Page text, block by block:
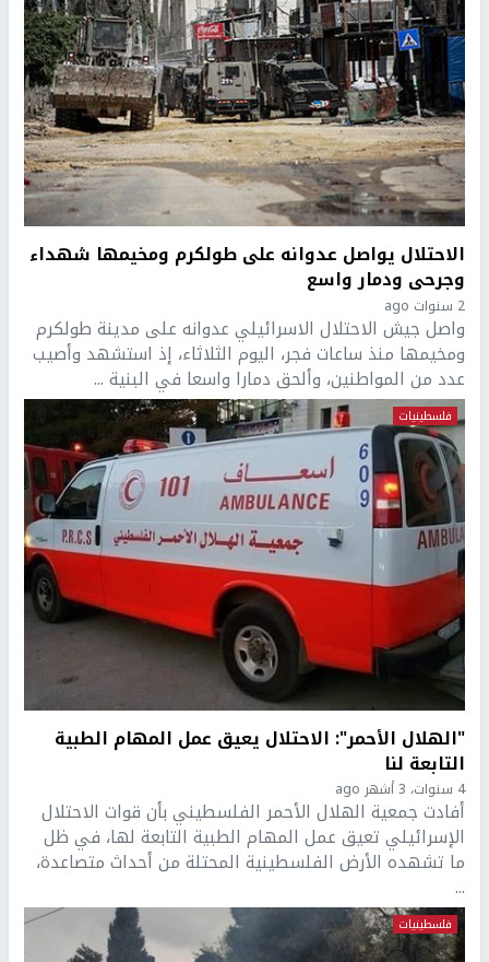
الاحتلال يواصل عدوانه على طولكرم ومخيمها شهداء
وجرحى ودمار واسع
2 سنوات ago
واصل جيش الاحتلال الاسرائيلي عدوانه على مدينة طولكرم
ومخيمها منذ ساعات فجر، اليوم الثلاثاء، إذ استشهد وأصيب
عدد من المواطنين، وألحق دمارا واسعا في البنية ...
فلسطينيات
"الهلال الأحمر": الاحتلال يعيق عمل المهام الطبية
التابعة لنا
4 سنوات، 3 أشهر ago
أفادت جمعية الهلال الأحمر الفلسطيني بأن قوات الاحتلال
الإسرائيلي تعيق عمل المهام الطبية التابعة لها، في ظل
ما تشهده الأرض الفلسطينية المحتلة من أحداث متصاعدة،
...
فلسطينيات